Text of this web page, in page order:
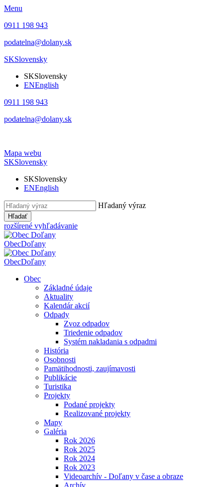
Menu
0911 198 943
podatelna@dolany.sk
SKSlovensky
SKSlovensky
ENEnglish
0911 198 943
podatelna@dolany.sk
Mapa webu
SKSlovensky
SKSlovensky
ENEnglish
Hľadaný výraz
Hľadať
rozšírené vyhľadávanie
ObecDoľany
ObecDoľany
Obec
Základné údaje
Aktuality
Kalendár akcií
Odpady
Zvoz odpadov
Triedenie odpadov
Systém nakladania s odpadmi
História
Osobnosti
Pamätihodnosti, zaujímavosti
Publikácie
Turistika
Projekty
Podané projekty
Realizované projekty
Mapy
Galéria
Rok 2026
Rok 2025
Rok 2024
Rok 2023
Videoarchív - Doľany v čase a obraze
Archív